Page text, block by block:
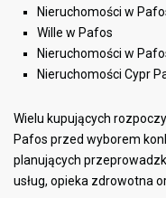
Nieruchomości w
Wille w Pafos
Nieruchomości w
Nieruchomości Cypr
Wielu kupujących
Pafos przed wyborem
planujących
usług, opieka zdrowotna